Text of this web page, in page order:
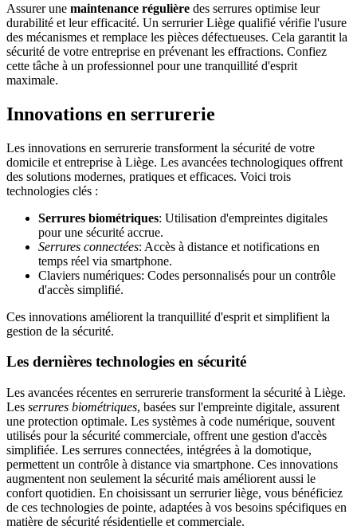
Assurer une maintenance régulière des serrures optimise leur
durabilité et leur efficacité. Un serrurier Liège qualifié vérifie l'usure
des mécanismes et remplace les pièces défectueuses. Cela garantit la
sécurité de votre entreprise en prévenant les effractions. Confiez
cette tâche à un professionnel pour une tranquillité d'esprit
maximale.
Innovations en serrurerie
Les innovations en serrurerie transforment la sécurité de votre
domicile et entreprise à Liège. Les avancées technologiques offrent
des solutions modernes, pratiques et efficaces. Voici trois
technologies clés :
Serrures biométriques: Utilisation d'empreintes digitales
pour une sécurité accrue.
Serrures connectées: Accès à distance et notifications en
temps réel via smartphone.
Claviers numériques: Codes personnalisés pour un contrôle
d'accès simplifié.
Ces innovations améliorent la tranquillité d'esprit et simplifient la
gestion de la sécurité.
Les dernières technologies en sécurité
Les avancées récentes en serrurerie transforment la sécurité à Liège.
Les serrures biométriques, basées sur l'empreinte digitale, assurent
une protection optimale. Les systèmes à code numérique, souvent
utilisés pour la sécurité commerciale, offrent une gestion d'accès
simplifiée. Les serrures connectées, intégrées à la domotique,
permettent un contrôle à distance via smartphone. Ces innovations
augmentent non seulement la sécurité mais améliorent aussi le
confort quotidien. En choisissant un serrurier liège, vous bénéficiez
de ces technologies de pointe, adaptées à vos besoins spécifiques en
matière de sécurité résidentielle et commerciale.